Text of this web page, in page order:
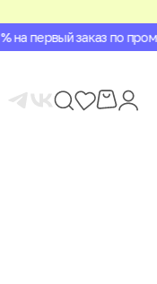
первый заказ по